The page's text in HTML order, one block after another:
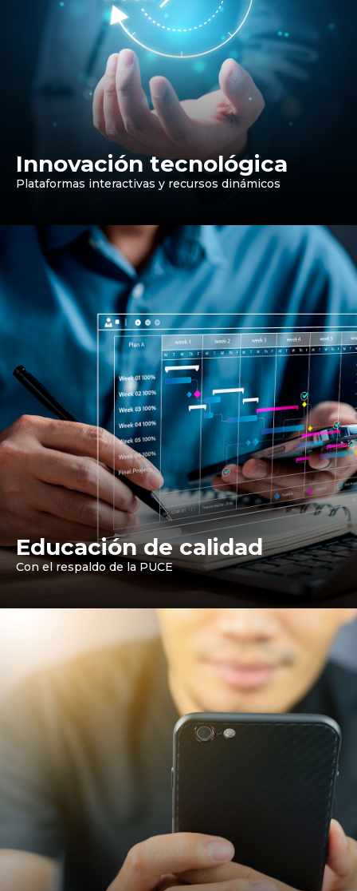
Innovación tecnológica
Plataformas interactivas y recursos dinámicos
Educación de calidad
Con el respaldo de la PUCE